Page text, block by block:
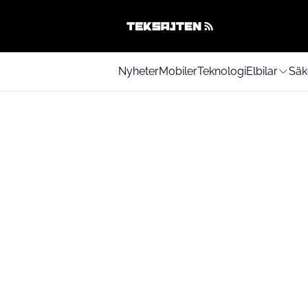
NyheterMobilerTeknologiElbilar